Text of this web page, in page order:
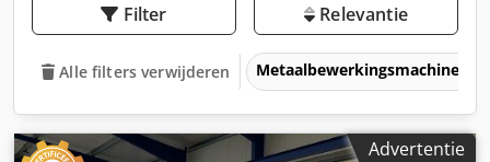
Filter Relevantie
Alle filters verwijderen Metaalbewerkingsmachines
Advertentie